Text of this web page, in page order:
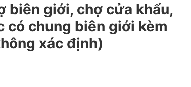
biên giới, chợ cửa khẩu,
có chung biên giới kèm
xác định)